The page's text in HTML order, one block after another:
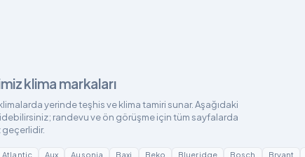
klima markaları
yerinde teşhis ve klima tamiri sunar. Aşağıdaki
randevu ve ön görüşme için tüm sayfalarda
geçerlidir.
Atlantic Aux Ausonia Baxi Beko Blueridge Bosch Bryant